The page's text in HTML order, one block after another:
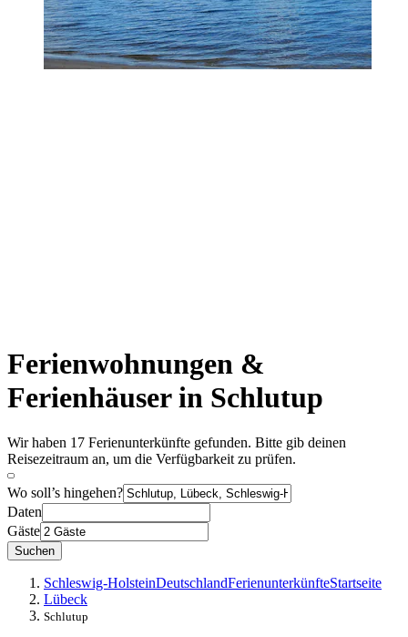
Ferienwohnungen &
Ferienhäuser in Schlutup
Wir haben 17 Ferienunterkünfte gefunden. Bitte gib deinen
Reisezeitraum an, um die Verfügbarkeit zu prüfen.
Wo soll’s hingehen?
Daten
Gäste
Suchen
Schleswig-HolsteinDeutschlandFerienunterkünfteStartseite
Lübeck
Schlutup